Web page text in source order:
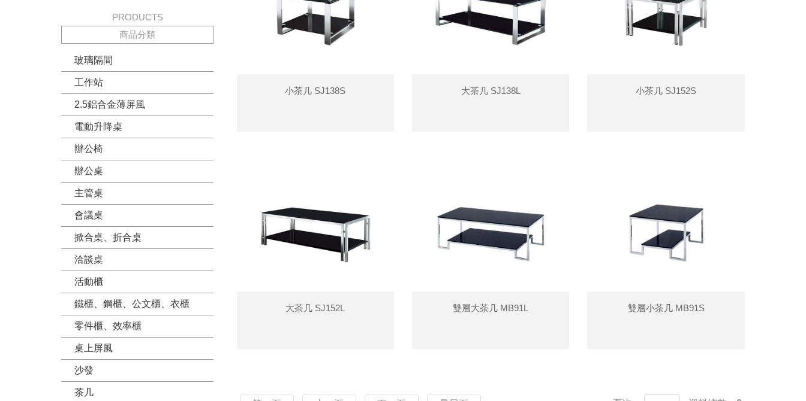
PRODUCTS
商品分類
玻璃隔間
工作站
2.5鋁合金薄屏風
電動升降桌
辦公椅
辦公桌
主管桌
會議桌
掀合桌、折合桌
洽談桌
活動櫃
鐵櫃、鋼櫃、公文櫃、衣櫃
零件櫃、效率櫃
桌上屏風
沙發
茶几
小茶几 SJ138S 大茶几 SJ138L 小茶几 SJ152S
大茶几 SJ152L 雙層大茶几 MB91L 雙層小茶几 MB91S